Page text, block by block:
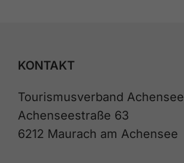
KONTAKT
Tourismusverband Achensee
Achenseestraße 63
6212 Maurach am Achensee